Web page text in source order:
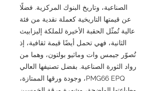
الصناعية، وتاريخ البنوك المركزية. فضلًا
عن قيمتها التاريخية كعملة نقدية من فئة
عالية تُمثّل الحقبة الأخيرة للملكة إليزابيث
الثانية، فهي تحمل أيضًا قيمة ثقافية، إذ
تُصوّر جيمس وات وماثيو بولتون، وهما من
رواد الثورة الصناعية. بفضل تصنيفها العالي
PMG66 EPQ، وجودة ورقها الممتازة،